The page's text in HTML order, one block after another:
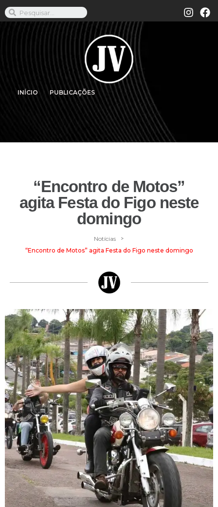
INÍCIO PUBLICAÇÕES
“Encontro de Motos”
agita Festa do Figo neste
domingo
Notícias >
“Encontro de Motos” agita Festa do Figo neste domingo